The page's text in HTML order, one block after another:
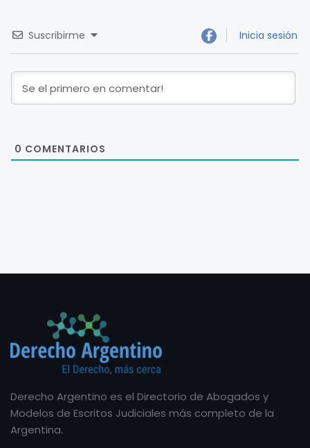
Suscribirme Inicia sesión
0 COMENTARIOS
Derecho Argentino es el Directorio de Abogados y
Modelos de Escritos Judiciales más completo de la
Argentina.